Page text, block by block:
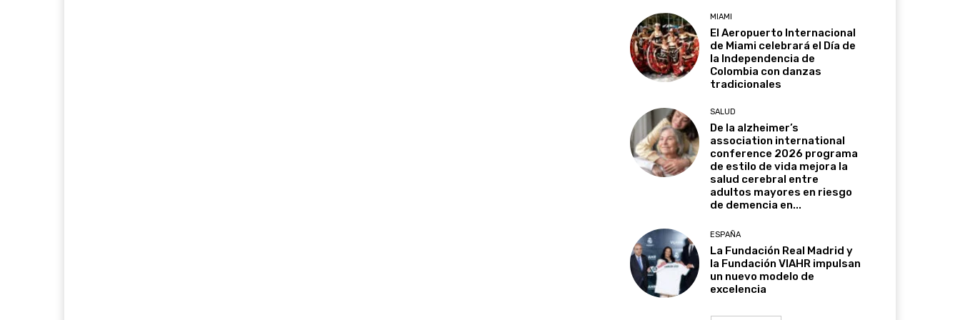
MIAMI
El Aeropuerto Internacional
de Miami celebrará el Día de
la Independencia de
Colombia con danzas
tradicionales
SALUD
De la alzheimer’s
association international
conference 2026 programa
de estilo de vida mejora la
salud cerebral entre
adultos mayores en riesgo
de demencia en...
ESPAÑA
La Fundación Real Madrid y
la Fundación VIAHR impulsan
un nuevo modelo de
excelencia